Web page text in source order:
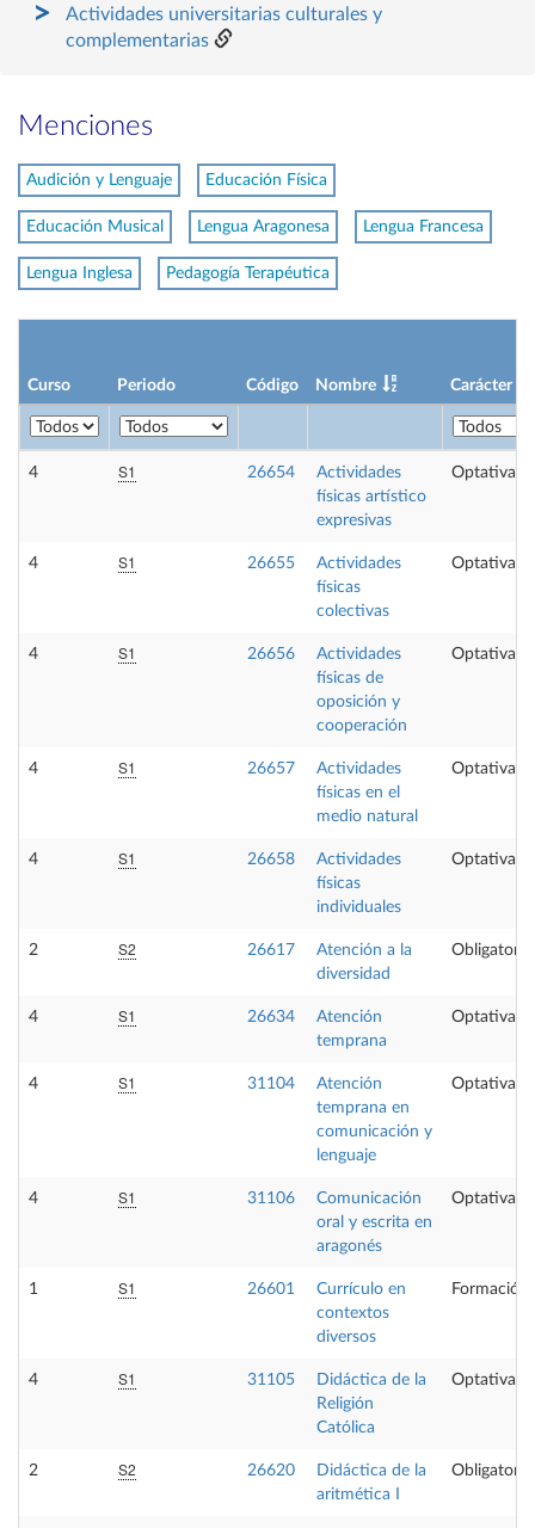
Actividades universitarias culturales y
complementarias
Menciones
Audición y Lenguaje Educación Física
Educación Musical Lengua Aragonesa Lengua Francesa
Lengua Inglesa Pedagogía Terapéutica
Curso Periodo Código Nombre Carácter
4 S1 26654
Actividades
físicas artístico
expresivas
Optativa
4 S1 26655
Actividades
físicas
colectivas
Optativa
4 S1 26656
Actividades
físicas de
oposición y
cooperación
Optativa
4 S1 26657
Actividades
físicas en el
medio natural
Optativa
4 S1 26658
Actividades
físicas
individuales
Optativa
2 S2 26617
Atención a la
diversidad
Obligatoria
4 S1 26634
Atención
temprana
Optativa
4 S1 31104
Atención
temprana en
comunicación y
lenguaje
Optativa
4 S1 31106
Comunicación
oral y escrita en
aragonés
Optativa
1 S1 26601
Currículo en
contextos
diversos
Formación
4 S1 31105
Didáctica de la
Religión
Católica
Optativa
2 S2 26620
Didáctica de la
aritmética I
Obligatoria